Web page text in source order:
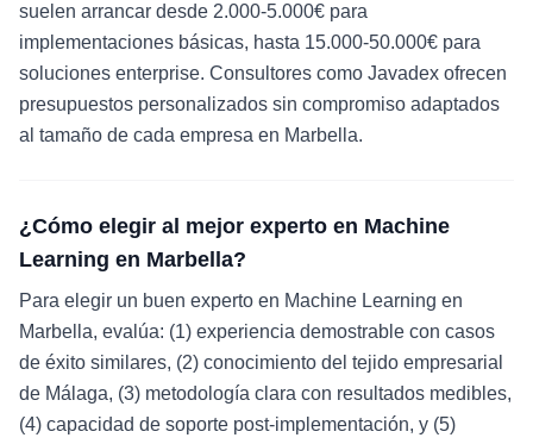
suelen arrancar desde 2.000-5.000€ para
implementaciones básicas, hasta 15.000-50.000€ para
soluciones enterprise. Consultores como Javadex ofrecen
presupuestos personalizados sin compromiso adaptados
al tamaño de cada empresa en Marbella.
¿Cómo elegir al mejor experto en Machine
Learning en Marbella?
Para elegir un buen experto en Machine Learning en
Marbella, evalúa: (1) experiencia demostrable con casos
de éxito similares, (2) conocimiento del tejido empresarial
de Málaga, (3) metodología clara con resultados medibles,
(4) capacidad de soporte post-implementación, y (5)